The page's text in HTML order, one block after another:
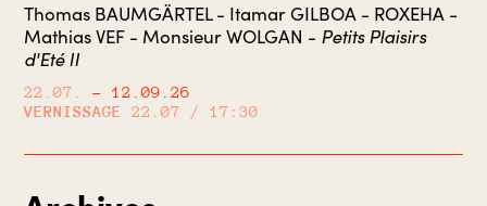
Thomas BAUMGÄRTEL - Itamar GILBOA - ROXEHA -
Mathias VEF - Monsieur WOLGAN - Petits Plaisirs
d'Eté II
22.07.
– 12.09.26
VERNISSAGE
22.07 / 17:30